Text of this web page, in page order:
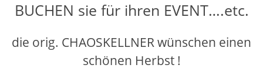
BUCHEN sie für ihren EVENT….etc.
die orig. CHAOSKELLNER wünschen einen
schönen Herbst !